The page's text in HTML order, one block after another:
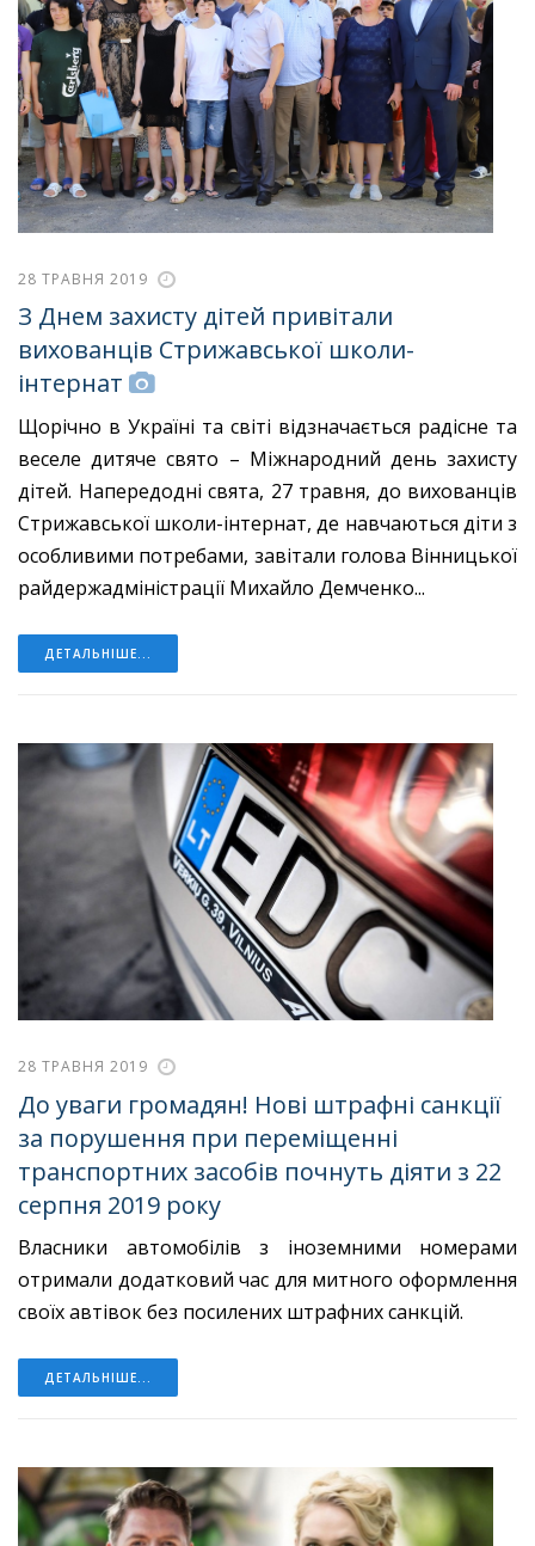
28 ТРАВНЯ 2019
З Днем захисту дітей привітали
вихованців Стрижавської школи-
інтернат
Щорічно в Україні та світі відзначається радісне та
веселе дитяче свято – Міжнародний день захисту
дітей. Напередодні свята, 27 травня, до вихованців
Стрижавської школи-інтернат, де навчаються діти з
особливими потребами, завітали голова Вінницької
райдержадміністрації Михайло Демченко...
ДЕТАЛЬНІШЕ...
28 ТРАВНЯ 2019
До уваги громадян! Нові штрафні санкції
за порушення при переміщенні
транспортних засобів почнуть діяти з 22
серпня 2019 року
Власники автомобілів з іноземними номерами
отримали додатковий час для митного оформлення
своїх автівок без посилених штрафних санкцій.
ДЕТАЛЬНІШЕ...